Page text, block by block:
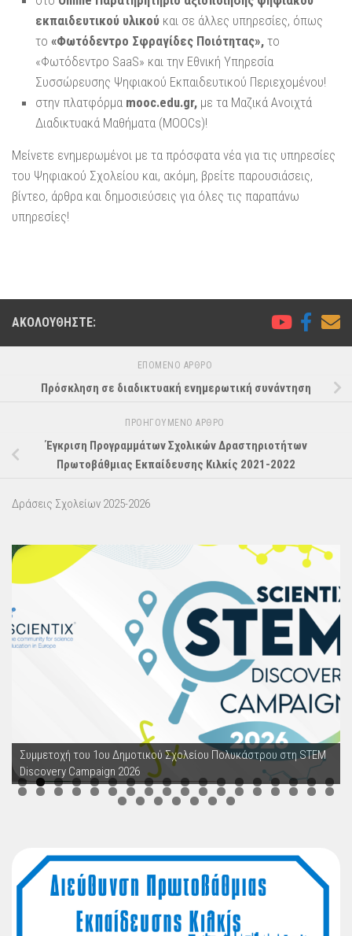
εκπαιδευτικού υλικού και σε άλλες υπηρεσίες, όπως
το «Φωτόδεντρο Σφραγίδες Ποιότητας», το
«Φωτόδεντρο SaaS» και την Εθνική Υπηρεσία
Συσσώρευσης Ψηφιακού Εκπαιδευτικού Περιεχομένου!
στην πλατφόρμα mooc.edu.gr, με τα Μαζικά Ανοιχτά
Διαδικτυακά Μαθήματα (MOOCs)!
Μείνετε ενημερωμένοι με τα πρόσφατα νέα για τις υπηρεσίες
του Ψηφιακού Σχολείου και, ακόμη, βρείτε παρουσιάσεις,
βίντεο, άρθρα και δημοσιεύσεις για όλες τις παραπάνω
υπηρεσίες!
ΑΚΟΛΟΥΘΉΣΤΕ:
ΕΠΌΜΕΝΟ ΆΡΘΡΟ
Πρόσκληση σε διαδικτυακή ενημερωτική συνάντηση
ΠΡΟΗΓΟΎΜΕΝΟ ΆΡΘΡΟ
Έγκριση Προγραμμάτων Σχολικών Δραστηριοτήτων
Πρωτοβάθμιας Εκπαίδευσης Κιλκίς 2021-2022
Δράσεις Σχολείων 2025-2026
Συμμετοχή του 1ου Δημοτικού Σχολείου Πολυκάστρου στη STEM
Discovery Campaign 2026